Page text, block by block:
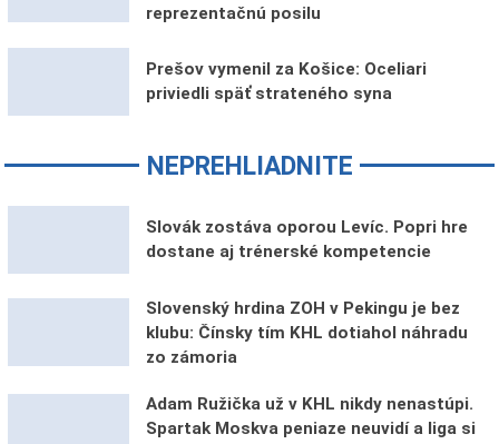
reprezentačnú posilu
Prešov vymenil za Košice: Oceliari
priviedli späť strateného syna
NEPREHLIADNITE
Slovák zostáva oporou Levíc. Popri hre
dostane aj trénerské kompetencie
Slovenský hrdina ZOH v Pekingu je bez
klubu: Čínsky tím KHL dotiahol náhradu
zo zámoria
Adam Ružička už v KHL nikdy nenastúpi.
Spartak Moskva peniaze neuvidí a liga si